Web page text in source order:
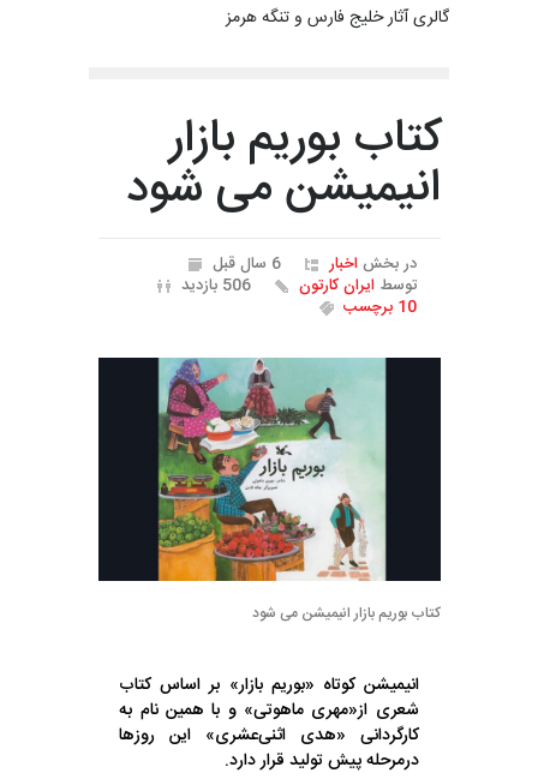
گالری آثار خلیج فارس و تنگه هرمز
کتاب بوریم بازار
انیمیشن می شود
در بخش اخبار
6 سال قبل
توسط ایران کارتون
506 بازدید
10 برچسب
کتاب بوریم بازار انیمیشن می شود
انیمیشن کوتاه «بوریم بازار» بر اساس کتاب
شعری از«مهری ماهوتی» و با همین نام به
کارگردانی «هدی اثنی‌عشری» این روزها
درمرحله پیش تولید قرار دارد.